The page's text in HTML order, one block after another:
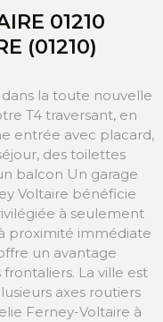
01210
(01210)
la toute nouvelle
T4 traversant, en
entrée avec placard,
des toilettes
balcon Un garage
Voltaire bénéficie
à seulement
proximité immédiate
un avantage
La ville est
axes routiers
Ferney-Voltaire à